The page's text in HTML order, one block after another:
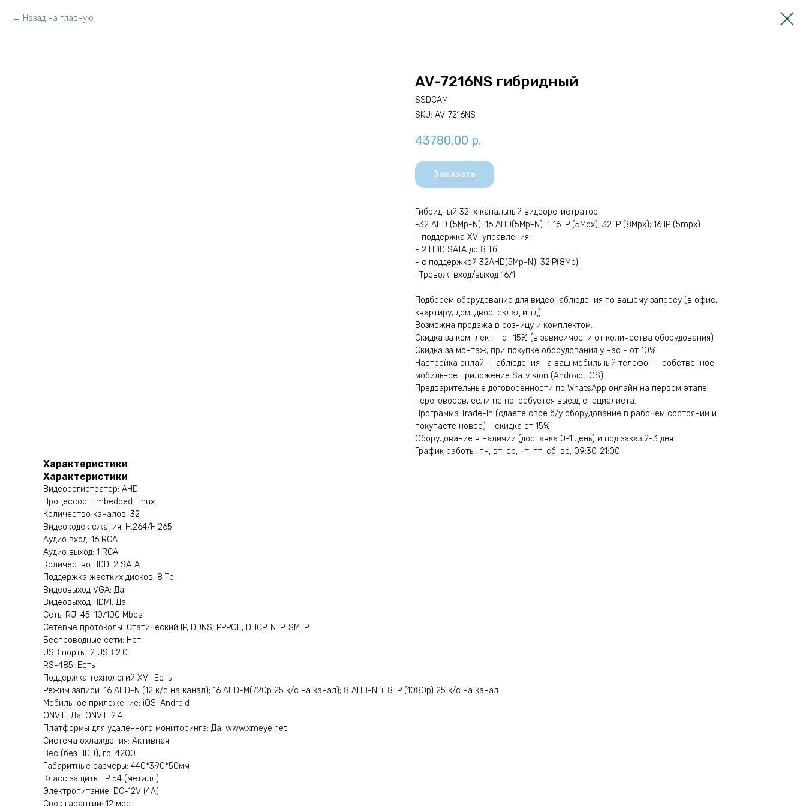
Назад на главную
AV-7216NS гибридный
SSDCAM
SKU: AV-7216NS
43780,00 р.
Заказать
Гибридный 32-х канальный видеорегистратор:
-32 AHD (5Mp-N); 16 AHD(5Mp-N) + 16 IP (5Mpx); 32 IP (8Mpx); 16 IP (5mpx)
- поддержка XVI управления;
- 2 HDD SATA до 8 Тб
- с поддержкой 32AHD(5Mp-N); 32IP(8Mp)
-Тревож. вход/выход 16/1
Подберем оборудование для видеонаблюдения по вашему запросу (в офис,
квартиру, дом, двор, склад и тд).
Возможна продажа в розницу и комплектом.
Скидка за комплект - от 15% (в зависимости от количества оборудования)
Скидка за монтаж, при покупке оборудования у нас - от 10%
Настройка онлайн наблюдения на ваш мобильный телефон - собственное
мобильное приложение Satvision (Android, iOS)
Предварительные договоренности по WhatsApp онлайн на первом этапе
переговоров, если не потребуется выезд специалиста.
Программа Trade-In (сдаете свое б/у оборудование в рабочем состоянии и
покупаете новое) - скидка от 15%
Оборудование в наличии (доставка 0-1 день) и под заказ 2-3 дня.
График работы: пн, вт, ср, чт, пт, сб, вс; 09:30‑21:00
Характеристики
Характеристики
Видеорегистратор: AHD
Процессор: Embedded Linux
Количество каналов: 32
Видеокодек сжатия: H.264/H.265
Аудио вход: 16 RCA
Аудио выход: 1 RCA
Количество HDD: 2 SATA
Поддержка жестких дисков: 8 Tb
Видеовыход VGA: Да
Видеовыход HDMI: Да
Сеть: RJ-45, 10/100 Mbps
Сетевые протоколы: Статический IP, DDNS, PPPOE, DHCP, NTP, SMTP
Беспроводные сети: Нет
USB порты: 2 USB 2.0
RS-485: Есть
Поддержка технологий XVI: Есть
Режим записи: 16 AHD-N (12 к/с на канал); 16 AHD-M(720p 25 к/с на канал); 8 AHD-N + 8 IP (1080p) 25 к/с на канал
Мобильное приложение: iOS, Android
ONVIF: Да, ONVIF 2.4
Платформы для удаленного мониторинга: Да, www.xmeye.net
Система охлаждения: Активная
Вес (без HDD), гр: 4200
Габаритные размеры: 440*390*50мм
Класс защиты: IP 54 (металл)
Электропитание: DC-12V (4A)